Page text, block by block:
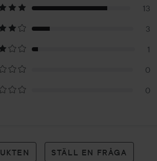
13
3
1
0
0
STÄLL EN FRÅGA